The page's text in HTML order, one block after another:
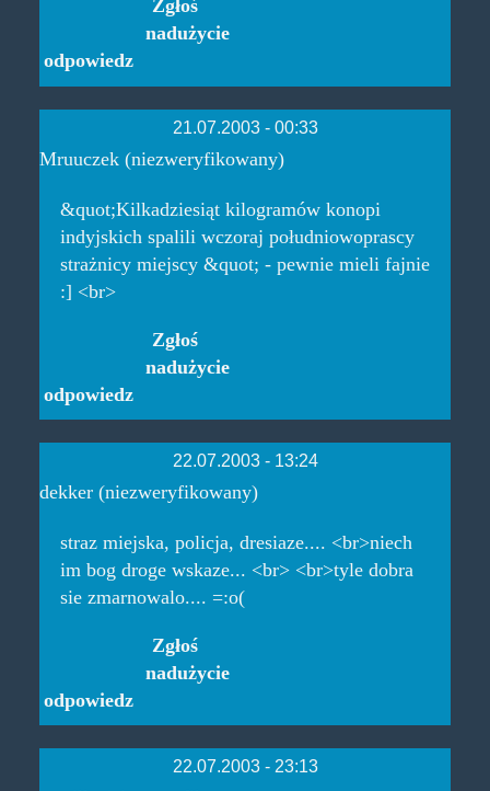
odpowiedz
Zgłoś
nadużycie
21.07.2003 - 00:33
Mruuczek (niezweryfikowany)
&quot;Kilkadziesiąt kilogramów konopi
indyjskich spalili wczoraj południowoprascy
strażnicy miejscy &quot; - pewnie mieli fajnie
:] <br>
odpowiedz
Zgłoś
nadużycie
22.07.2003 - 13:24
dekker (niezweryfikowany)
straz miejska, policja, dresiaze.... <br>niech
im bog droge wskaze... <br> <br>tyle dobra
sie zmarnowalo.... =:o(
odpowiedz
Zgłoś
nadużycie
22.07.2003 - 23:13